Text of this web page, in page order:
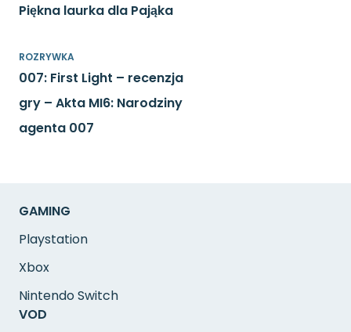
Piękna laurka dla Pająka
ROZRYWKA
007: First Light – recenzja
gry – Akta MI6: Narodziny
agenta 007
GAMING
Playstation
Xbox
Nintendo Switch
VOD